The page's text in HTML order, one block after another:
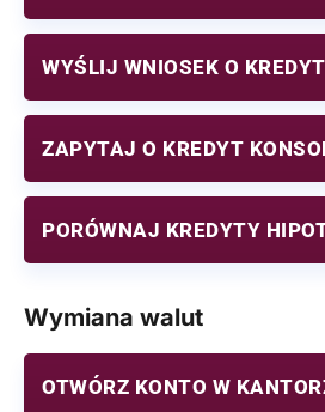
WYŚLIJ WNIOSEK O
ZAPYTAJ O KREDYT
PORÓWNAJ KREDYTY
Wymiana walut
OTWÓRZ KONTO W